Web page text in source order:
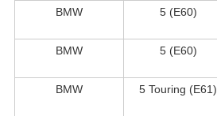
BMW 5 (E60)
BMW
5 (E60)
BMW
5 Touring (E61)